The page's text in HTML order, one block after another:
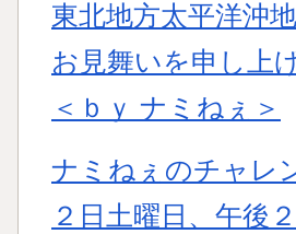
東北地方太平洋沖
お見舞いを申し上
＜ｂｙ ナミねぇ＞
ナミねぇのチャレ
２日土曜日、午後